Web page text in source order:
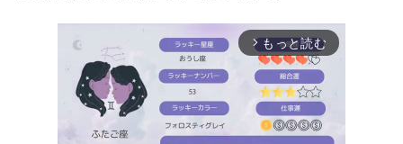
arrow_forward_ios もっと読む